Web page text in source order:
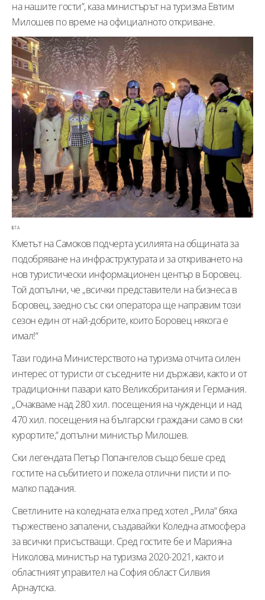
на нашите гости”, каза министърът на туризма Евтим
Милошев по време на официалното откриване.
БТА
Кметът на Самоков подчерта усилията на общината за
подобряване на инфраструктурата и за откриването на
нов туристически информационен център в Боровец.
Той допълни, че „всички представители на бизнеса в
Боровец, заедно със ски оператора ще направим този
сезон един от най-добрите, които Боровец някога е
имал!“
Тази година Министерството на туризма отчита силен
интерес от туристи от съседните ни държави, както и от
традиционни пазари като Великобритания и Германия.
„Очакваме над 280 хил. посещения на чужденци и над
470 хил. посещения на български граждани само в ски
курортите,“ допълни министър Милошев.
Ски легендата Петър Попангелов също беше сред
гостите на събитието и пожела отлични писти и по-
малко падания.
Светлините на коледната елха пред хотел „Рила“ бяха
тържествено запалени, създавайки Коледна атмосфера
за всички присъстващи. Сред гостите бе и Марияна
Николова, министър на туризма 2020-2021, както и
областният управител на София област Силвия
Арнаутска.